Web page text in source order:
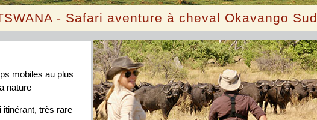
- Safari aventure à cheval Okavango Sud
mobiles au plus
nature
itinérant, très rare